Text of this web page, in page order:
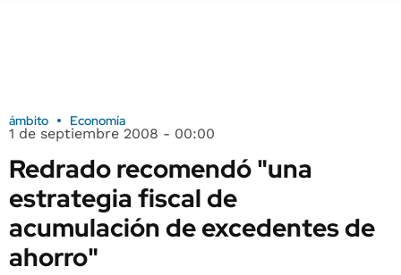
ámbito Economía
1 de septiembre 2008 - 00:00
Redrado recomendó "una
estrategia fiscal de
acumulación de excedentes de
ahorro"